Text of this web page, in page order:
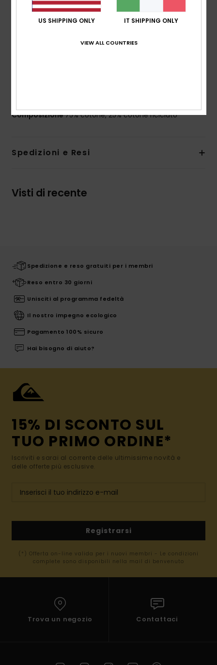
Tintura/lavaggio:tintura a pigmenti e lavaggio
pesante con ammorbidente per un look vintage
maniche lunghe
Composizione75% cotone, 25% cotone riciclato
Spedizioni e Resi
Visti di recente
Spedizione e reso gratuiti per i membri
Reso entro 30 giorni
Unisciti al programma fedeltà
Il nostro impegno ecologico
Pagamento 100% sicuro
Hai bisogno di aiuto?
15% DI SCONTO SUL
TUO PRIMO ORDINE*
Iscriviti e sarai al corrente delle ultimissime novità e
delle offerte più esclusive.
Registrarsi
(*) Offerta on-line valida per i nuovi membri - Le condizioni
complete sono disponibili nella mail di benvenuto
Trova un negozio Contattaci
US SHIPPING ONLY IT SHIPPING ONLY
VIEW ALL COUNTRIES